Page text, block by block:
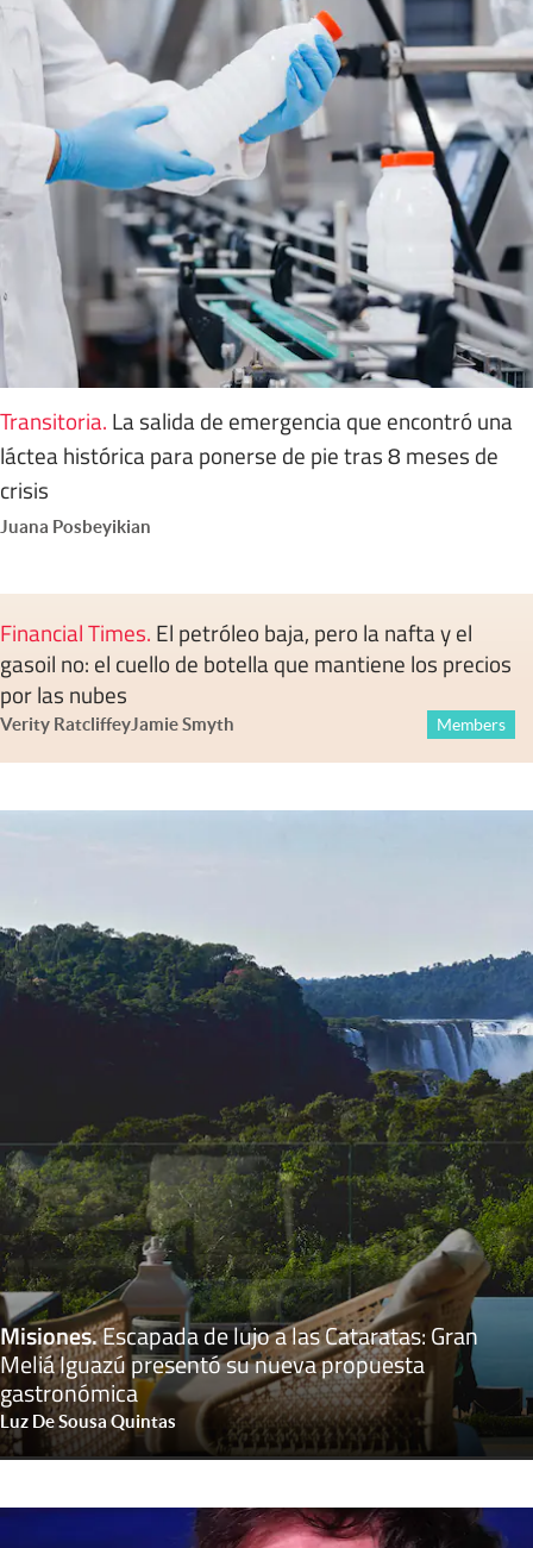
Transitoria. La salida de emergencia que encontró una
láctea histórica para ponerse de pie tras 8 meses de
crisis
Juana Posbeyikian
Financial Times. El petróleo baja, pero la nafta y el
gasoil no: el cuello de botella que mantiene los precios
por las nubes
Verity RatcliffeyJamie Smyth Members
Misiones.Escapada de lujo a las Cataratas: Gran
Meliá Iguazú presentó su nueva propuesta
gastronómica
Luz De Sousa Quintas